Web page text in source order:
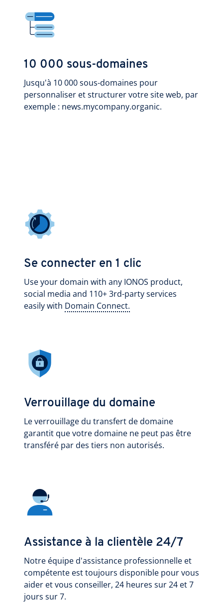
10 000 sous-domaines
Jusqu'à 10 000 sous-domaines pour
personnaliser et structurer votre site web, par
exemple : news.mycompany.organic.
Se connecter en 1 clic
Use your domain with any IONOS product,
social media and 110+ 3rd-party services
easily with Domain Connect.
Verrouillage du domaine
Le verrouillage du transfert de domaine
garantit que votre domaine ne peut pas être
transféré par des tiers non autorisés.
Assistance à la clientèle 24/7
Notre équipe d'assistance professionnelle et
compétente est toujours disponible pour vous
aider et vous conseiller, 24 heures sur 24 et 7
jours sur 7.